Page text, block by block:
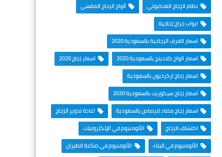
نظام الزجاج العنكبوتي
ألواح الزجاج المقسى
ابواب جراج زجاجية
اسعار الغرف الزجاجية بالسعودية 2020
اسعار الواح كلادينج بالسعودية 2020
اسعار زجاج 2020
اسعار زجاج اركرديون بالسعودية
اسعار زجاج سيكوريت بالسعودية 2020
اسعار زجاج مضاد للرصاص بالسعودية
اعادة تدوير الزجاج
اكتشاف الزجاج
الألومنيوم في الإلكترونيات
الألومنيوم في البناء
الألومنيوم في صناعة الطيران